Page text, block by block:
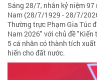
Sáng 28/7, nhân kỷ niệm
Nam (28/7/1929 - 28/7/
Thường trực Phạm Gia Túc
Nam 2026" với chủ đề
5 cá nhân có thành tích
hiến cho đất nước.